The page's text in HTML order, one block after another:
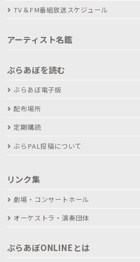
TV＆FM番組放送スケジュール
アーティスト名鑑
ぶらあぼを読む
ぶらあぼ電子版
配布場所
定期購読
ぶらPAL投稿について
リンク集
劇場・コンサートホール
オーケストラ・演奏団体
ぶらあぼONLINEとは